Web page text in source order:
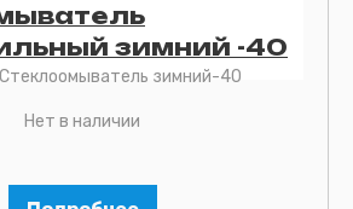
зимний -40
Стеклоомыватель зимний-40
Нет в наличии
фото (по желанию)